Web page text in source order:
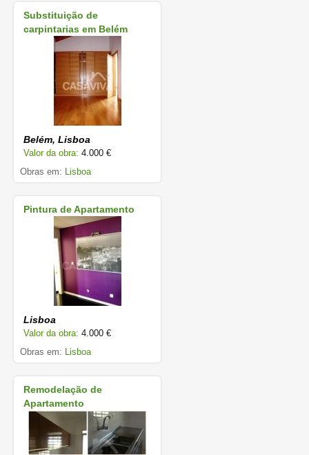
Substituição de
carpintarias em Belém
Belém, Lisboa
Valor da obra: 4.000 €
Obras em: Lisboa
Pintura de Apartamento
Lisboa
Valor da obra: 4.000 €
Obras em: Lisboa
Remodelação de
Apartamento